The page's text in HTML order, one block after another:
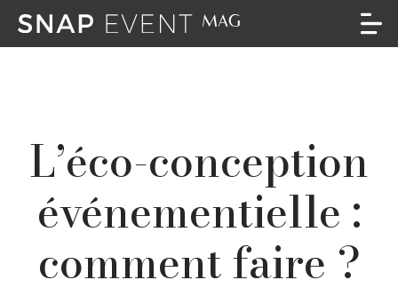
L’éco-conception
événementielle :
comment faire ?